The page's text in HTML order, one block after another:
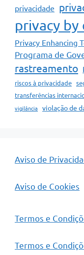
privacidade
privacy by
Privacy Enhancing
Programa de
rastreamento
riscos à privacidade
transferências
vigilância violação de
Aviso de
Aviso de Cookies
Termos e
Termos e